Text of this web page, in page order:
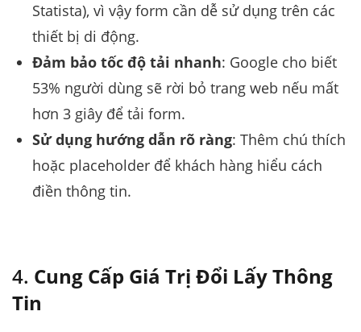
Statista), vì vậy form cần dễ sử dụng trên các
thiết bị di động.
Đảm bảo tốc độ tải nhanh: Google cho biết
53% người dùng sẽ rời bỏ trang web nếu mất
hơn 3 giây để tải form.
Sử dụng hướng dẫn rõ ràng: Thêm chú thích
hoặc placeholder để khách hàng hiểu cách
điền thông tin.
4. Cung Cấp Giá Trị Đổi Lấy Thông
Tin